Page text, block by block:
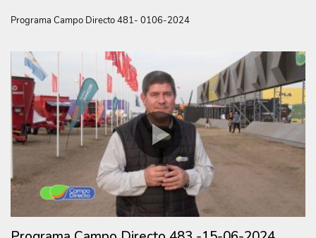
Programa Campo Directo 481- 0106-2024